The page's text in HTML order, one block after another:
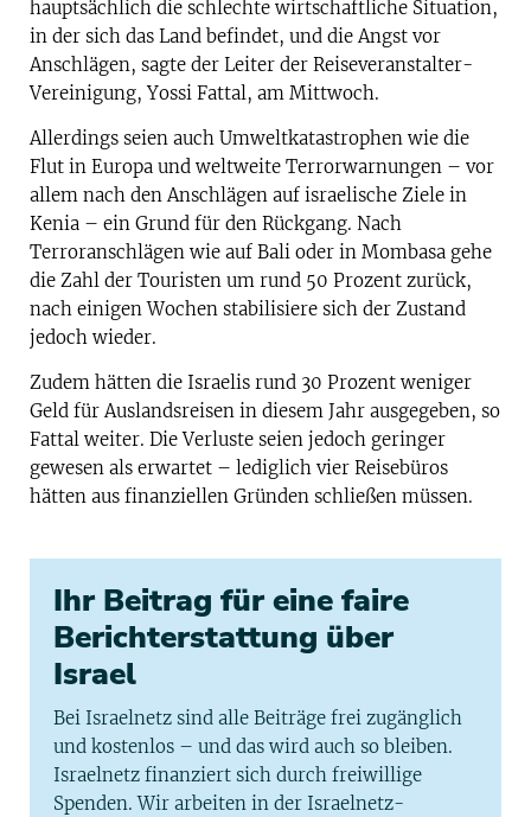
hauptsächlich die schlechte wirtschaftliche Situation,
in der sich das Land befindet, und die Angst vor
Anschlägen, sagte der Leiter der Reiseveranstalter-
Vereinigung, Yossi Fattal, am Mittwoch.
Allerdings seien auch Umweltkatastrophen wie die
Flut in Europa und weltweite Terrorwarnungen – vor
allem nach den Anschlägen auf israelische Ziele in
Kenia – ein Grund für den Rückgang. Nach
Terroranschlägen wie auf Bali oder in Mombasa gehe
die Zahl der Touristen um rund 50 Prozent zurück,
nach einigen Wochen stabilisiere sich der Zustand
jedoch wieder.
Zudem hätten die Israelis rund 30 Prozent weniger
Geld für Auslandsreisen in diesem Jahr ausgegeben, so
Fattal weiter. Die Verluste seien jedoch geringer
gewesen als erwartet – lediglich vier Reisebüros
hätten aus finanziellen Gründen schließen müssen.
Ihr Beitrag für eine faire
Berichterstattung über
Israel
Bei Israelnetz sind alle Beiträge frei zugänglich
und kostenlos – und das wird auch so bleiben.
Israelnetz finanziert sich durch freiwillige
Spenden. Wir arbeiten in der Israelnetz-